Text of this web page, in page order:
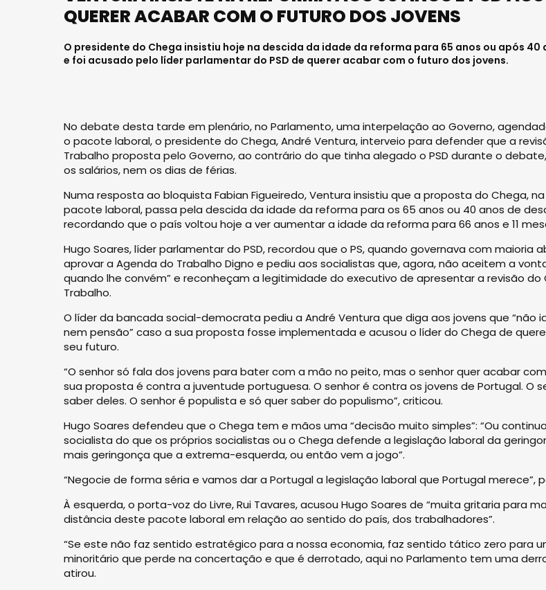
QUERER ACABAR COM O FUTURO DOS JOVENS
O presidente do Chega insistiu hoje na descida da idade da reforma para 65 anos ou após 40
e foi acusado pelo líder parlamentar do PSD de querer acabar com o futuro dos jovens.
No debate desta tarde em plenário, no Parlamento, uma interpelação ao Governo,
o pacote laboral, o presidente do Chega, André Ventura, interveio para defender que a
Trabalho proposta pelo Governo, ao contrário do que tinha alegado o PSD durante o
os salários, nem os dias de férias.
Numa resposta ao bloquista Fabian Figueiredo, Ventura insistiu que a proposta do Chega,
pacote laboral, passa pela descida da idade da reforma para os 65 anos ou 40 anos de
recordando que o país voltou hoje a ver aumentar a idade da reforma para 66 anos e 11
Hugo Soares, líder parlamentar do PSD, recordou que o PS, quando governava com maioria
aprovar a Agenda do Trabalho Digno e pediu aos socialistas que, agora, não aceitem a
quando lhe convém” e reconheçam a legitimidade do executivo de apresentar a revisão do
Trabalho.
O líder da bancada social-democrata pediu a André Ventura que diga aos jovens que “não
nem pensão” caso a sua proposta fosse implementada e acusou o líder do Chega de
seu futuro.
“O senhor só fala dos jovens para bater com a mão no peito, mas o senhor quer acabar
sua proposta é contra a juventude portuguesa. O senhor é contra os jovens de Portugal. O
saber deles. O senhor é populista e só quer saber do populismo”, criticou.
Hugo Soares defendeu que o Chega tem e mãos uma “decisão muito simples”: “Ou
socialista do que os próprios socialistas ou o Chega defende a legislação laboral da
mais geringonça que a extrema-esquerda, ou então vem a jogo”.
“Negocie de forma séria e vamos dar a Portugal a legislação laboral que Portugal merece”,
À esquerda, o porta-voz do Livre, Rui Tavares, acusou Hugo Soares de “muita gritaria para
distância deste pacote laboral em relação ao sentido do país, dos trabalhadores”.
“Se este não faz sentido estratégico para a nossa economia, faz sentido tático zero para
minoritário que perde na concertação e que é derrotado, aqui no Parlamento tem uma
atirou.